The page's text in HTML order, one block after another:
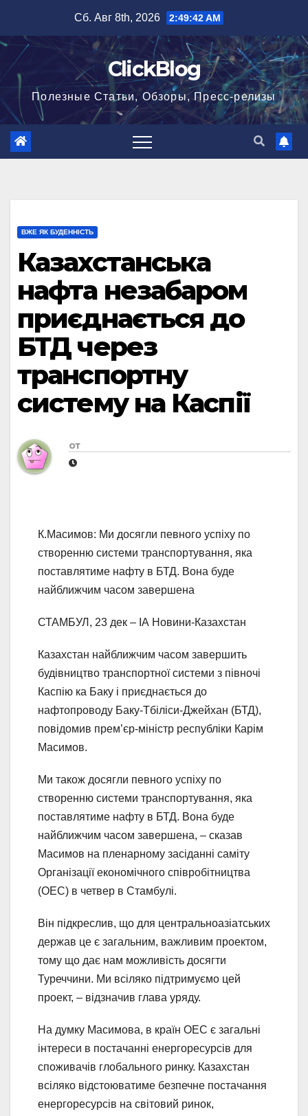
содержимому
Сб. Авг 8th, 2026 2:49:42 AM
ClickBlog
Полезные Статьи, Обзоры, Пресс-релизы
ВЖЕ ЯК БУДЕННІСТЬ
Казахстанська
нафта незабаром
приєднається до
БТД через
транспортну
систему на Каспії
от
К.Масимов: Ми досягли певного успіху по
створенню системи транспортування, яка
поставлятиме нафту в БТД. Вона буде
найближчим часом завершена
СТАМБУЛ, 23 дек – ІА Новини-Казахстан
Казахстан найближчим часом завершить
будівництво транспортної системи з півночі
Каспію ка Баку і приєднається до
нафтопроводу Баку-Тбіліси-Джейхан (БТД),
повідомив прем’єр-міністр республіки Карім
Масимов.
Ми також досягли певного успіху по
створенню системи транспортування, яка
поставлятиме нафту в БТД. Вона буде
найближчим часом завершена, – сказав
Масимов на пленарному засіданні саміту
Організації економічного співробітництва
(ОЕС) в четвер в Стамбулі.
Він підкреслив, що для центральноазіатських
держав це є загальним, важливим проектом,
тому що дає нам можливість досягти
Туреччини. Ми всіляко підтримуємо цей
проект, – відзначив глава уряду.
На думку Масимова, в країн ОЕС є загальні
інтереси в постачанні енергоресурсів для
споживачів глобального ринку. Казахстан
всіляко відстоюватиме безпечне постачання
енергоресурсів на світовий ринок,